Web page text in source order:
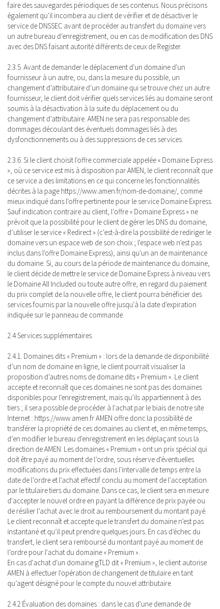
faire des sauvegardes périodiques de ses contenus. Nous précisons
également qu’il incombera au client de vérifier et de désactiver le
service de DNSSEC avant de procéder au transfert du domaine vers
un autre bureau d’enregistrement, ou en cas de modification des DNS
avec des DNS faisant autorité différents de ceux de Register.
2.3.5. Avant de demander le déplacement d'un domaine d'un
fournisseur à un autre, ou, dans la mesure du possible, un
changement d’attributaire d’un domaine qui se trouve chez un autre
fournisseur, le client doit vérifier quels services liés au domaine seront
soumis à la désactivation à la suite du déplacement ou du
changement d’attributaire. AMEN ne sera pas responsable des
dommages découlant des éventuels dommages liés à des
dysfonctionnements ou à des suppressions de ces services.
2.3.6. Si le client choisit l'offre commerciale appelée « Domaine Express
», où ce service est mis à disposition par AMEN, le client reconnaît que
ce service a des limitations en ce qui concerne les fonctionnalités
décrites à la page https://www.amen.fr/nom-de-domaine/, comme
mieux indiqué dans l'offre pertinente pour le service Domaine Express.
Sauf indication contraire au client, l’offre « Domaine Express » ne
prévoit que la possibilité pour le client de gérer les DNS du domaine,
d’utiliser le service « Redirect » (c’est-à-dire la possibilité de rediriger le
domaine vers un espace web de son choix ; l'espace web n'est pas
inclus dans l'offre Domaine Express), ainsi qu'un an de maintenance
du domaine. Si, au cours de la période de maintenance du domaine,
le client décide de mettre le service de Domaine Express à niveau vers
le Domaine All Included ou toute autre offre, en regard du paiement
du prix complet de la nouvelle offre, le client pourra bénéficier des
services fournis par la nouvelle offre jusqu'à la date d'expiration
indiquée sur le panneau de commande.
2.4 Services supplémentaires
2.4.1. Domaines dits « Premium » : lors de la demande de disponibilité
d’un nom de domaine en ligne, le client pourrait visualiser la
proposition d’autres noms de domaine dits « Premium ». Le client
accepte et reconnaît que ces domaines ne sont pas des domaines
disponibles pour l'enregistrement, mais qu’ils appartiennent à des
tiers ; il sera possible de procéder à l'achat par le biais de notre site
Internet : https://www.amen.fr AMEN offre donc la possibilité de
transférer la propriété de ces domaines au client et, en même temps,
d’en modifier le bureau d'enregistrement en les déplaçant sous la
direction de AMEN. Les domaines « Premium » ont un prix spécial qui
doit être payé au moment de l’ordre, sous réserve d'éventuelles
modifications du prix effectuées dans l'intervalle de temps entre la
date de l’ordre et l'achat effectif conclu au moment de l'acceptation
par le titulaire tiers du domaine. Dans ce cas, le client sera en mesure
d'accepter le nouvel ordre en payant la différence de prix payée ou
de résilier l’achat avec le droit au remboursement du montant payé.
Le client reconnaît et accepte que le transfert du domaine n'est pas
instantané et qu’il peut prendre quelques jours. En cas d'échec du
transfert, le client sera remboursé du montant payé au moment de
l’ordre pour l'achat du domaine « Premium ».
En cas d'achat d'un domaine gTLD dit « Premium », le client autorise
AMEN à effectuer l'opération de changement de titulaire en tant
qu’agent désigné pour le compte du nouvel attributaire.
2.4.2 Évaluation des domaines : dans le cas d'une demande de